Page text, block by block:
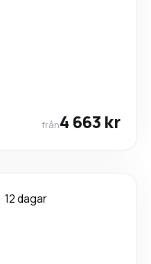
från4 663 kr
12 dagar